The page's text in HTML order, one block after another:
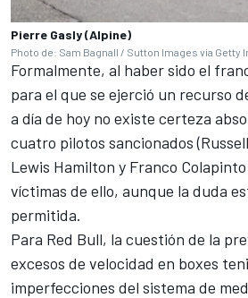
Pierre Gasly (Alpine)
Photo de: Sam Bagnall / Sutton Images via Getty
Formalmente, al haber sido el
para el que se ejerció un recurso
a día de hoy no existe certeza
cuatro pilotos sancionados
Lewis Hamilton y Franco Colapinto
víctimas de ello, aunque la duda
permitida.
Para Red Bull, la cuestión de la
excesos de velocidad en boxes
imperfecciones del sistema de